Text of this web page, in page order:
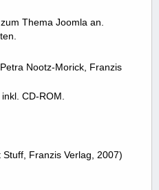
Thema Joomla an.
Nootz-Morick, Franzis
CD-ROM.
Franzis Verlag, 2007)